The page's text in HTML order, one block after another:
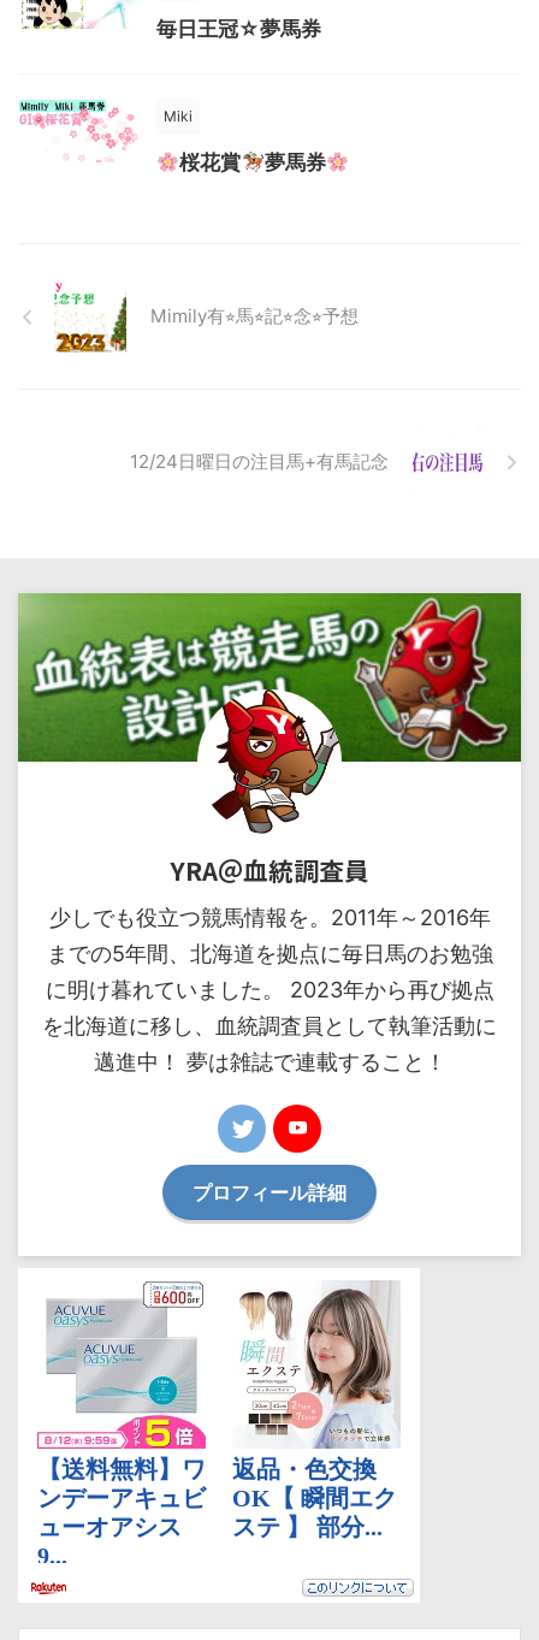
毎日王冠☆夢馬券
Miki
桜花賞 夢馬券
Mimily有⭐︎馬⭐︎記⭐︎念⭐︎予想
12/24日曜日の注目馬+有馬記念
YRA＠血統調査員
少しでも役立つ競馬情報を。2011年～2016年
までの5年間、北海道を拠点に毎日馬のお勉強
に明け暮れていました。 2023年から再び拠点
を北海道に移し、血統調査員として執筆活動に
邁進中！ 夢は雑誌で連載すること！
プロフィール詳細